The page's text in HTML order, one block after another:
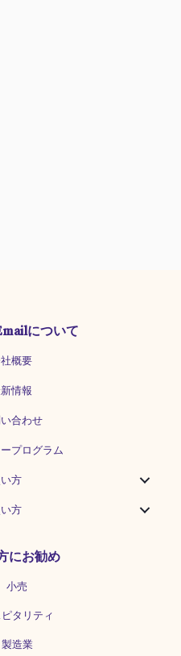
について
概要
情報
合わせ
プログラム
方
方
にお勧め
小売
タリティ
製造業